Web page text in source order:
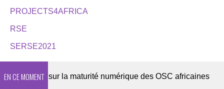
PROJECTS4AFRICA
RSE
SERSE2021
EN CE MOMENT
2026 sur la maturité numérique des OSC africaines